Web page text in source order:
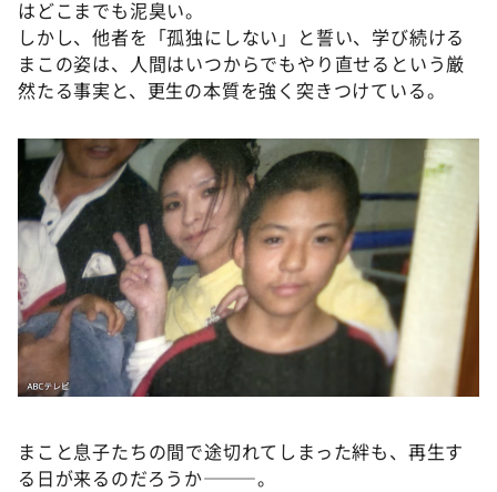
はどこまでも泥臭い。
しかし、他者を「孤独にしない」と誓い、学び続ける
まこの姿は、人間はいつからでもやり直せるという厳
然たる事実と、更生の本質を強く突きつけている。
まこと息子たちの間で途切れてしまった絆も、再生す
る日が来るのだろうか———。